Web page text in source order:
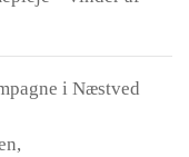
i Næstved